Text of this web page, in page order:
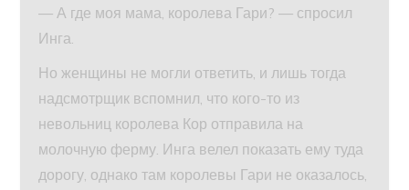
— А где моя мама, королева Гари? — спросил
Инга.
Но женщины не могли ответить, и лишь тогда
надсмотрщик вспомнил, что кого-то из
невольниц королева Кор отправила на
молочную ферму. Инга велел показать ему туда
дорогу, однако там королевы Гари не оказалось,